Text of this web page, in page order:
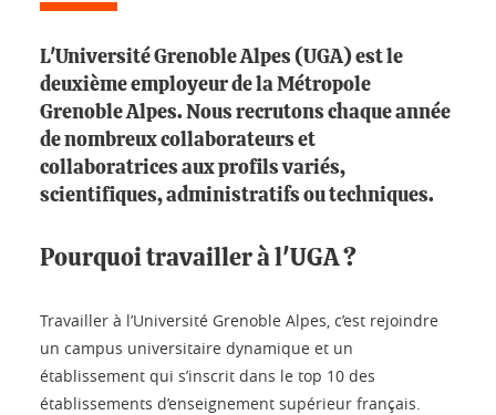
L'Université Grenoble Alpes (UGA) est le
deuxième employeur de la Métropole
Grenoble Alpes. Nous recrutons chaque année
de nombreux collaborateurs et
collaboratrices aux profils variés,
scientifiques, administratifs ou techniques.
Pourquoi travailler à l'UGA ?
Travailler à l’Université Grenoble Alpes, c’est rejoindre
un campus universitaire dynamique et un
établissement qui s’inscrit dans le top 10 des
établissements d’enseignement supérieur français.